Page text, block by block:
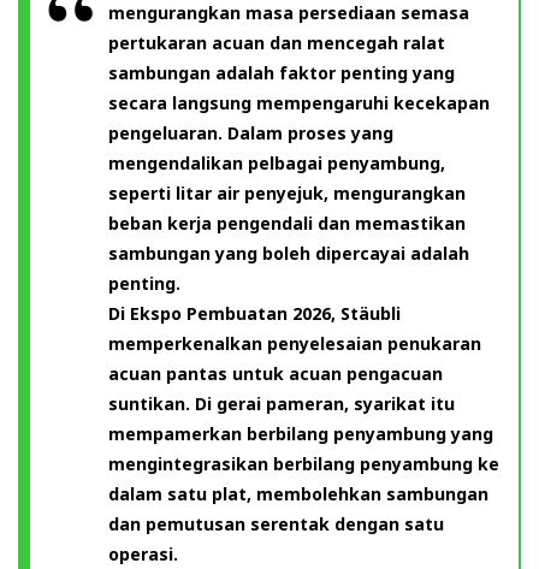
mengurangkan masa persediaan semasa
pertukaran acuan dan mencegah ralat
sambungan adalah faktor penting yang
secara langsung mempengaruhi kecekapan
pengeluaran. Dalam proses yang
mengendalikan pelbagai penyambung,
seperti litar air penyejuk, mengurangkan
beban kerja pengendali dan memastikan
sambungan yang boleh dipercayai adalah
penting.
Di Ekspo Pembuatan 2026, Stäubli
memperkenalkan penyelesaian penukaran
acuan pantas untuk acuan pengacuan
suntikan. Di gerai pameran, syarikat itu
mempamerkan berbilang penyambung yang
mengintegrasikan berbilang penyambung ke
dalam satu plat, membolehkan sambungan
dan pemutusan serentak dengan satu
operasi.